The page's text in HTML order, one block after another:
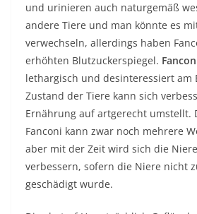
und urinieren auch naturgemäß
andere Tiere und man könnte es
verwechseln, allerdings haben
erhöhten Blutzuckerspiegel.
lethargisch und desinteressiert am
Zustand der Tiere kann sich
Ernährung auf artgerecht umstellt.
Fanconi kann zwar noch mehrere
aber mit der Zeit wird sich die
verbessern, sofern die Niere nicht
geschädigt wurde.